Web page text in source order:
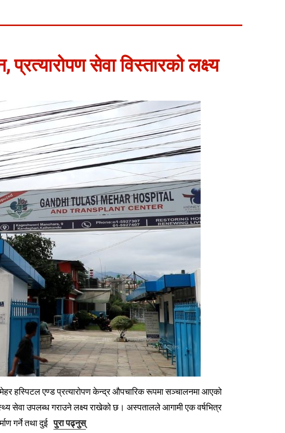
सेवा विस्तारको लक्ष्य
मेहर हस्पिटल एण्ड प्रत्यारोपण केन्द्र औपचारिक रूपमा सञ्चालनमा आएको
सेवा उपलब्ध गराउने लक्ष्य राखेको छ। अस्पतालले आगामी एक वर्षभित्र
गर्ने तथा दुईपुरा पढ्नुस्